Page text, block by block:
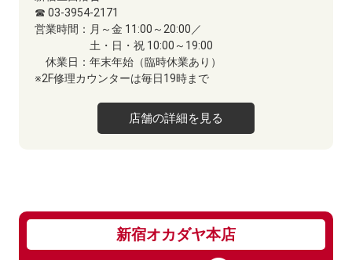
☎ 03-3954-2171
営業時間： 月～金 11:00～20:00／
土・日・祝 10:00～19:00
休業日： 年末年始（臨時休業あり）
​※2F修理カウンターは毎日19時まで
店舗の詳細を見る
新宿オカダヤ本店